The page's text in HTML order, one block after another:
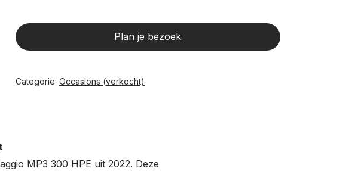
Plan je bezoek
Categorie: Occasions (verkocht)
MP3 300 HPE uit 2022. Deze